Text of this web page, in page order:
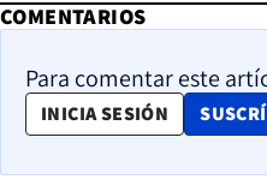
COMENTARIOS
Para comentar este
INICIA SESIÓN OPENS